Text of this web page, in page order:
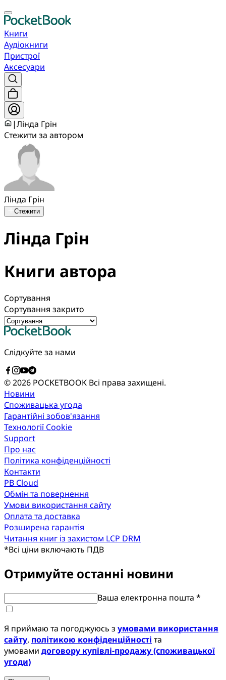
Книги
Аудіокниги
Пристрої
Аксесуари
|Лінда Грін
Стежити за автором
Лінда Грін
Стежити
Лінда Грін
Книги автора
Сортування
Сортування закрито
Слідкуйте за нами
© 2026 POCKETBOOK Всі права захищені.
Новини
Споживацька угода
Гарантійні зобов'язання
Технології Cookie
Support
Про нас
Політика конфіденційності
Контакти
PB Cloud
Обмін та повернення
Умови використання сайту
Оплата та доставка
Розширена гарантія
Читання книг із захистом LCP DRM
*Всі ціни включають ПДВ
Отримуйте останні новини
Ваша електронна пошта *
Я приймаю та погоджуюсь з умовами використання
сайту, політикою конфіденційності та
умовами договору купівлі-продажу (споживацької
угоди)